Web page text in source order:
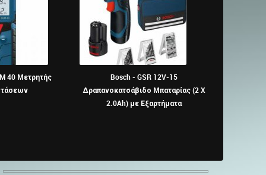
40 Μετρητής
Bosch - GSR 12V-15
Δραπανοκατσάβιδο Μπαταρίας (2 X
2.0Ah) με Εξαρτήματα